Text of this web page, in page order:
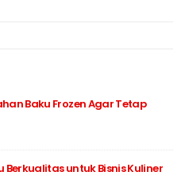
Baku Frozen Agar Tetap
untuk Bisnis Kuliner